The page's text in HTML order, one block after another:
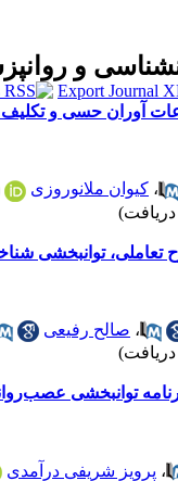
آوران حسی و تکلیف
، کیوان ملانوروزی
تعاملی، توانبخشی
، صالح رفیعی
برنامه توانبخشی
، پرویز شریفی درآمدی